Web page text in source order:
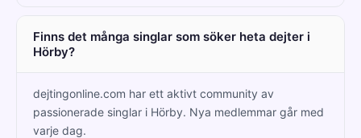
Finns det många singlar som söker heta dejter i
Hörby?
dejtingonline.com har ett aktivt community av
passionerade singlar i Hörby. Nya medlemmar går med
varje dag.